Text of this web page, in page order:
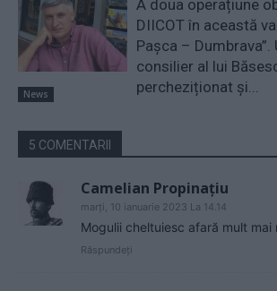
News
A doua operațiune
DIICOT în această
Pașca –
consilier al lui
percheziționat și...
5 COMENTARII
Camelian Propinațiu
marți, 10 ianuarie 2023 La 14.14
Mogulii cheltuiesc afară mult mai
Răspundeți